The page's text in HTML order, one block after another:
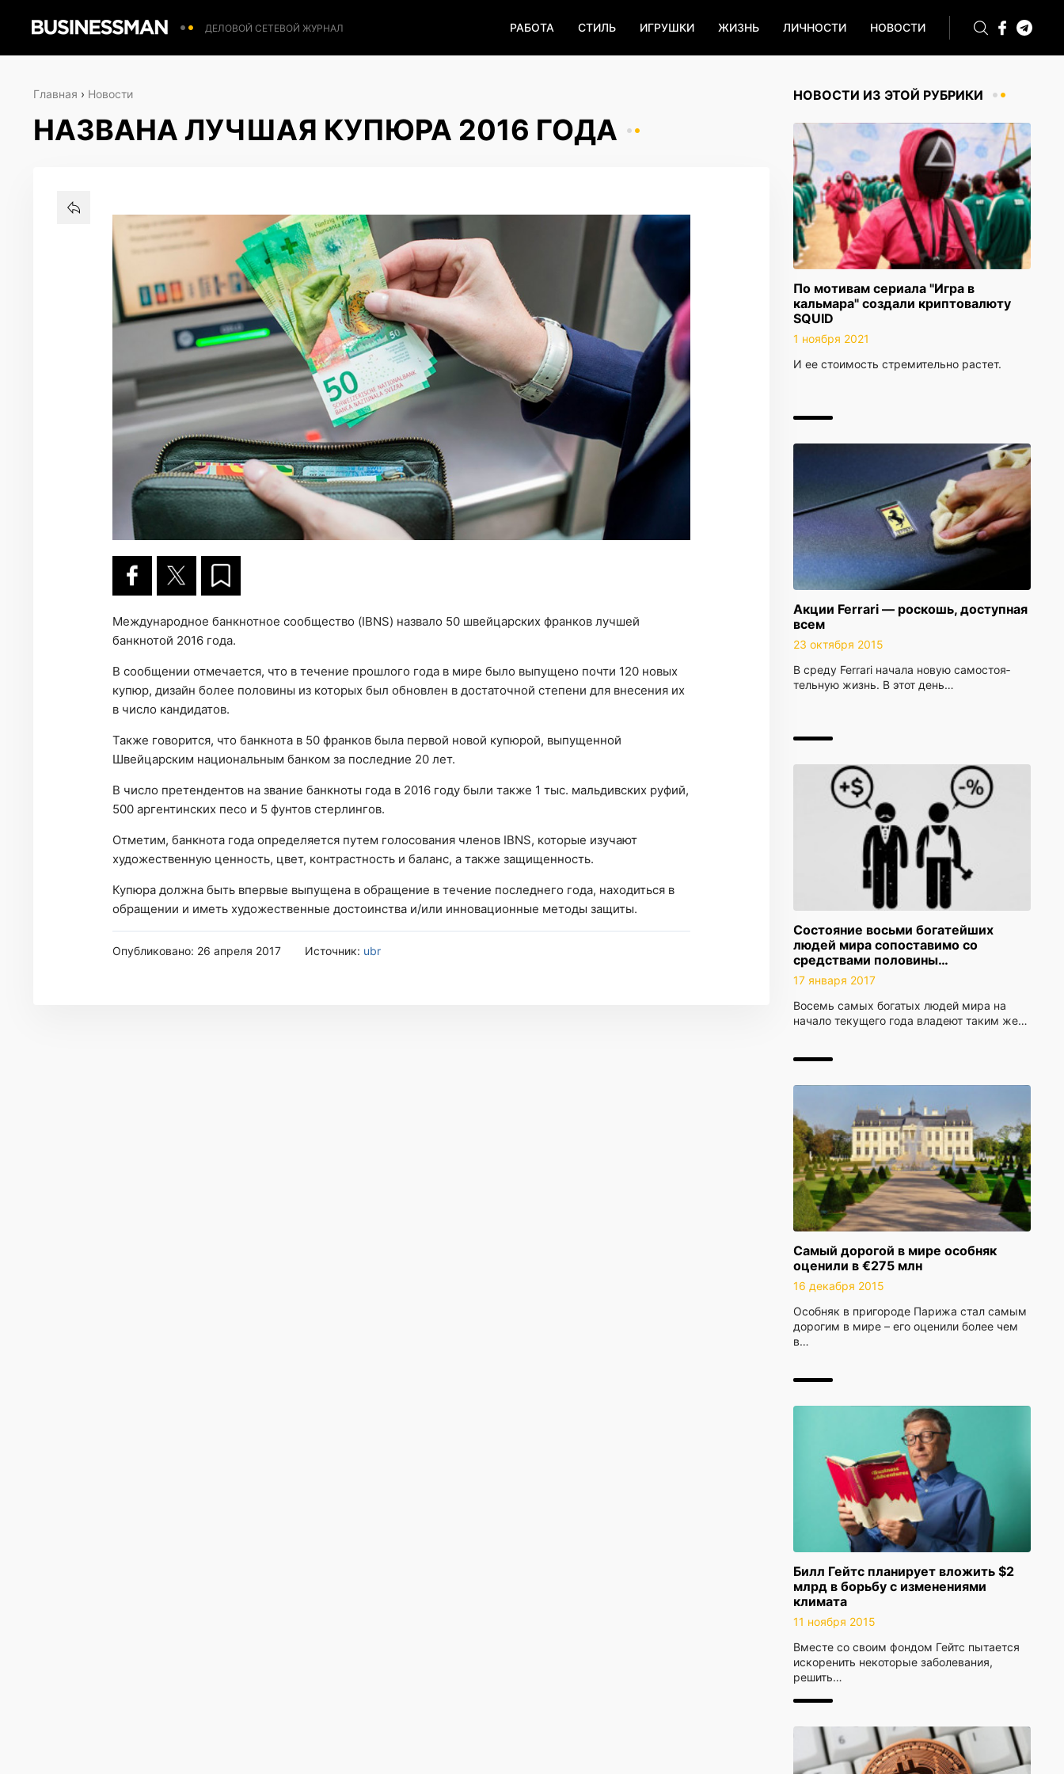
ДЕЛОВОЙ СЕТЕВОЙ ЖУРНАЛ РАБОТА СТИЛЬ ИГРУШКИ ЖИЗНЬ ЛИЧНОСТИ НОВОСТИ
НОВОСТИ ИЗ ЭТОЙ РУБРИКИ
По мотивам сериала "Игра в
кальмара" создали криптовалюту
SQUID
1 ноября 2021
И ее стоимость стремительно растет.
Акции Ferrari — роскошь, доступная
всем
23 октября 2015
В среду Ferrari на­ча­ла новую са­мо­сто­я­
тель­ную жизнь. В этот день…
Состояние восьми богатейших
людей мира сопоставимо со
средствами половины…
17 января 2017
Восемь самых богатых людей мира на
начало текущего года владеют таким же…
Самый дорогой в мире особняк
оценили в €275 млн
16 декабря 2015
Особняк в пригороде Парижа стал самым
дорогим в мире – его оценили более чем
в…
Билл Гейтс планирует вложить $2
млрд в борьбу с изменениями
климата
11 ноября 2015
Вместе со своим фондом Гейтс пытается
искоренить некоторые заболевания,
решить…
Главная › Новости
НАЗВАНА ЛУЧШАЯ КУПЮРА 2016 ГОДА
Международное банкнотное сообщество (IBNS) назвало 50 швейцарских франков лучшей
банкнотой 2016 года.
В сообщении отмечается, что в течение прошлого года в мире было выпущено почти 120 новых
купюр, дизайн более половины из которых был обновлен в достаточной степени для внесения их
в число кандидатов.
Также говорится, что банкнота в 50 франков была первой новой купюрой, выпущенной
Швейцарским национальным банком за последние 20 лет.
В число претендентов на звание банкноты года в 2016 году были также 1 тыс. мальдивских руфий,
500 аргентинских песо и 5 фунтов стерлингов.
Отметим, банкнота года определяется путем голосования членов IBNS, которые изучают
художественную ценность, цвет, контрастность и баланс, а также защищенность.
Купюра должна быть впервые выпущена в обращение в течение последнего года, находиться в
обращении и иметь художественные достоинства и/или инновационные методы защиты.
Опубликовано: 26 апреля 2017 Источник: ubr